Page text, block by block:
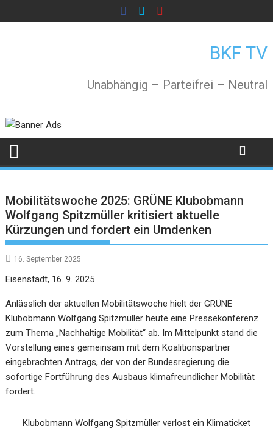
to
BKF TV
Unabhängig – Parteifrei – Neutral
Mobilitätswoche 2025: GRÜNE Klubobmann
Wolfgang Spitzmüller kritisiert aktuelle
Kürzungen und fordert ein Umdenken
16. September 2025
Eisenstadt, 16. 9. 2025
Anlässlich der aktuellen Mobilitätswoche hielt der GRÜNE
Klubobmann Wolfgang Spitzmüller heute eine Pressekonferenz
zum Thema „Nachhaltige Mobilität“ ab. Im Mittelpunkt stand die
Vorstellung eines gemeinsam mit dem Koalitionspartner
eingebrachten Antrags, der von der Bundesregierung die
sofortige Fortführung des Ausbaus klimafreundlicher Mobilität
fordert.
Klubobmann Wolfgang Spitzmüller verlost ein Klimaticket